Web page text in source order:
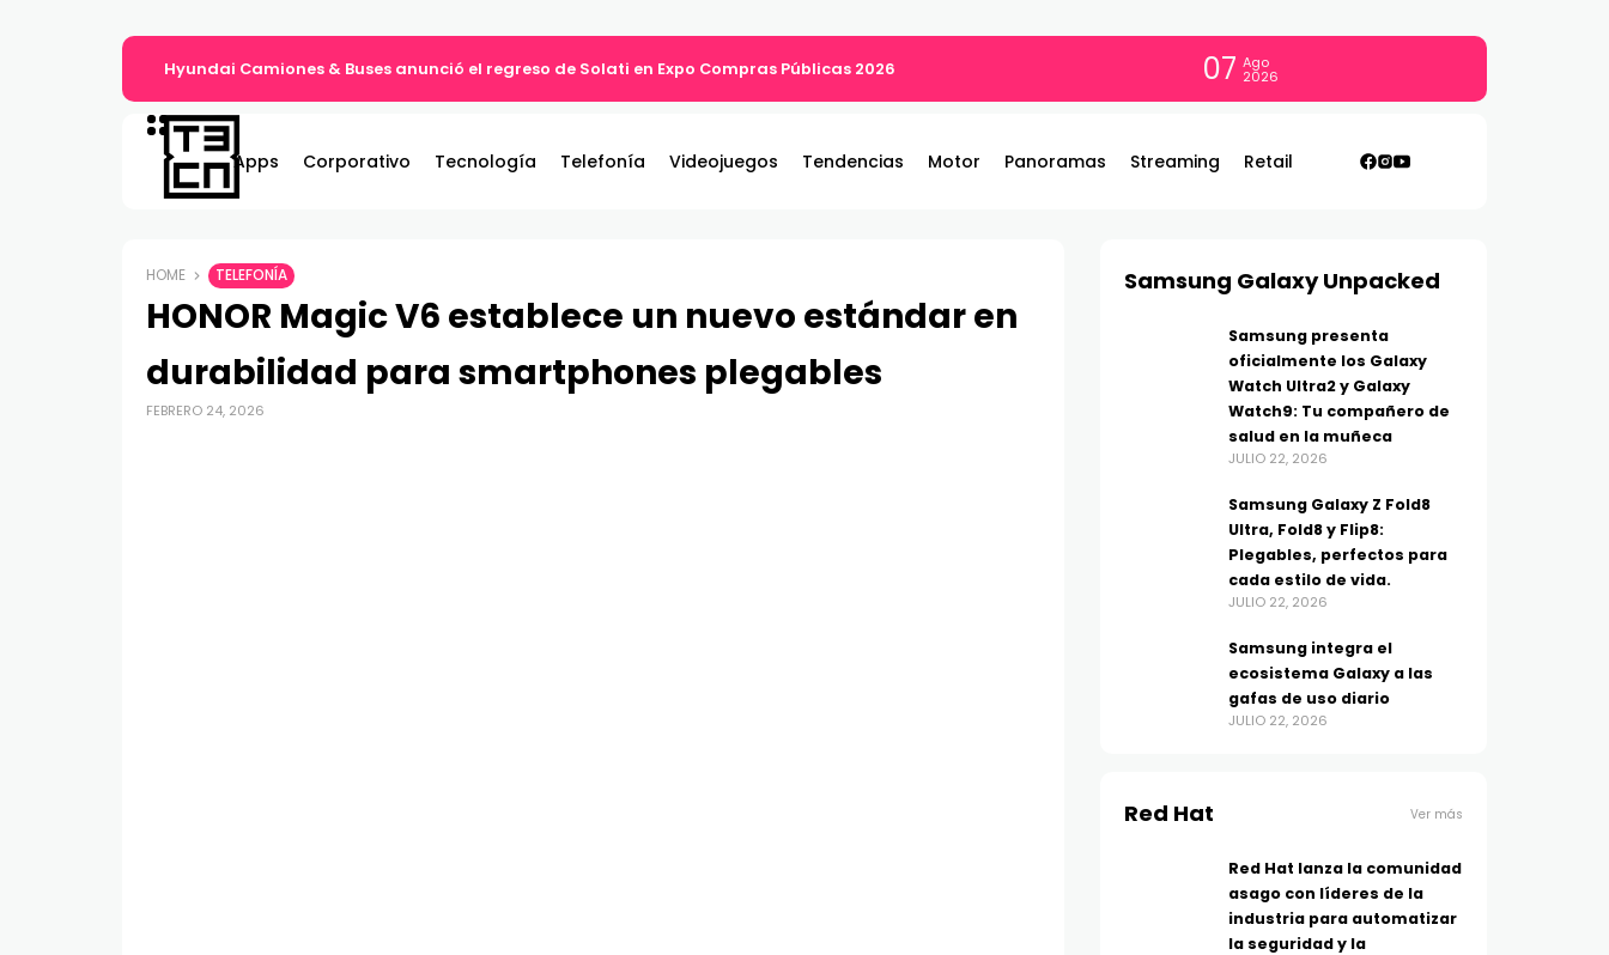
Hyundai Camiones & Buses anunció el regreso de Solati en Expo Compras Públicas 2026 07 Ago
2026
Apps Corporativo Tecnología Telefonía Videojuegos Tendencias Motor Panoramas Streaming Retail
HOME TELEFONÍA
HONOR Magic V6 establece un nuevo estándar en
durabilidad para smartphones plegables
FEBRERO 24, 2026
Samsung Galaxy Unpacked
Samsung presenta
oficialmente los Galaxy
Watch Ultra2 y Galaxy
Watch9: Tu compañero de
salud en la muñeca
JULIO 22, 2026
Samsung Galaxy Z Fold8
Ultra, Fold8 y Flip8:
Plegables, perfectos para
cada estilo de vida.
JULIO 22, 2026
Samsung integra el
ecosistema Galaxy a las
gafas de uso diario
JULIO 22, 2026
Red Hat Ver más
Red Hat lanza la comunidad
asago con líderes de la
industria para automatizar
la seguridad y la